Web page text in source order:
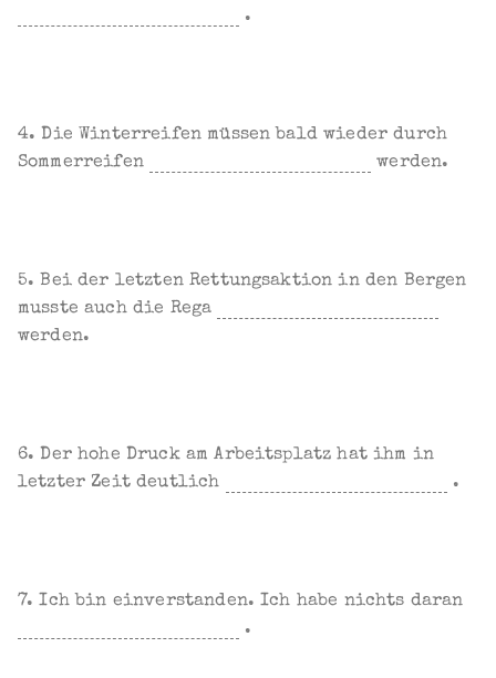
.
4. Die Winterreifen müssen bald wieder durch
Sommerreifen
werden.
5. Bei der letzten Rettungsaktion in den Bergen
musste auch die Rega
werden.
6. Der hohe Druck am Arbeitsplatz hat ihm in
letzter Zeit deutlich
.
7. Ich bin einverstanden. Ich habe nichts daran
.